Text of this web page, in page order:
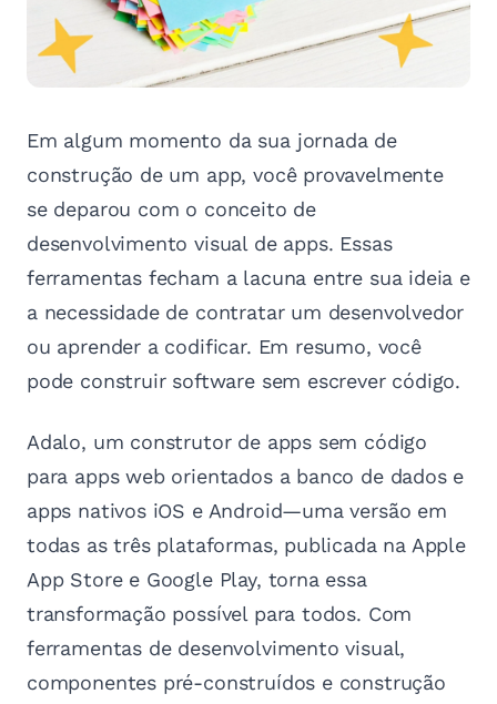
Em algum momento da sua jornada de
construção de um app, você provavelmente
se deparou com o conceito de
desenvolvimento visual de apps. Essas
ferramentas fecham a lacuna entre sua ideia e
a necessidade de contratar um desenvolvedor
ou aprender a codificar. Em resumo, você
pode construir software sem escrever código.
Adalo, um construtor de apps sem código
para apps web orientados a banco de dados e
apps nativos iOS e Android—uma versão em
todas as três plataformas, publicada na Apple
App Store e Google Play, torna essa
transformação possível para todos. Com
ferramentas de desenvolvimento visual,
componentes pré-construídos e construção